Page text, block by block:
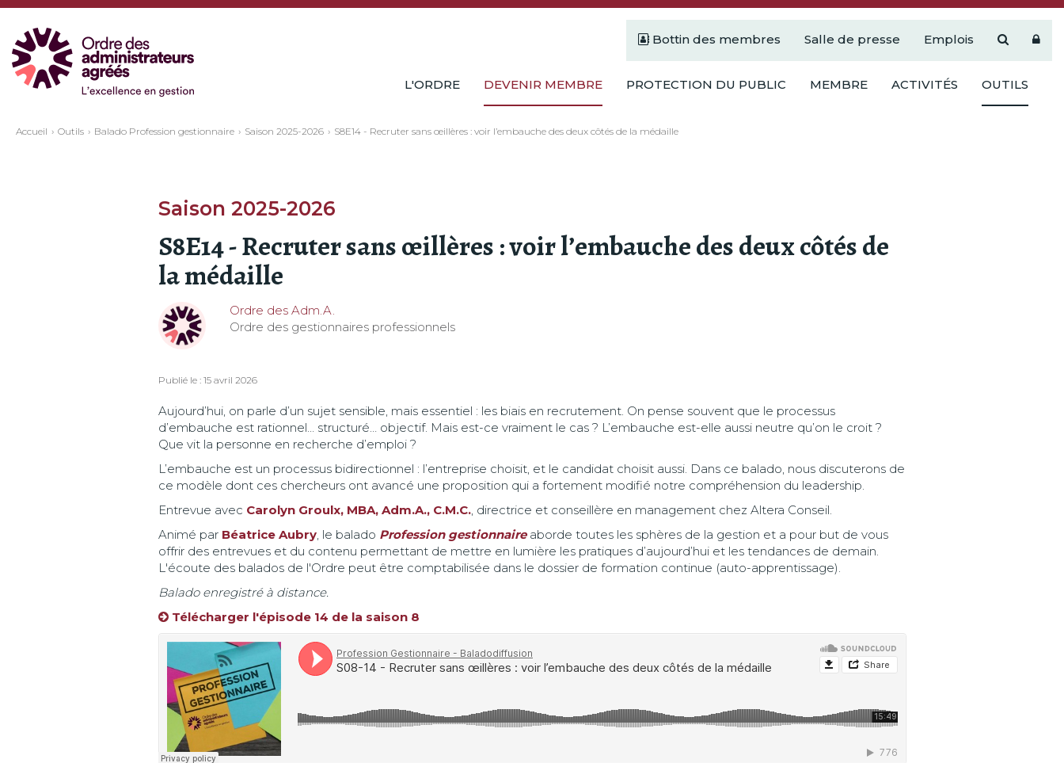
Bottin des membres Salle de presse Emplois
L'ORDRE DEVENIR MEMBRE PROTECTION DU PUBLIC MEMBRE ACTIVITÉS OUTILS
Accueil Outils Balado Profession gestionnaire Saison 2025-2026 S8E14 - Recruter sans œillères : voir l’embauche des deux côtés de la médaille
Saison 2025-2026
S8E14 - Recruter sans œillères : voir l’embauche des deux côtés de
la médaille
Ordre des Adm.A.
Ordre des gestionnaires professionnels
Publié le : 15 avril 2026
Aujourd’hui, on parle d’un sujet sensible, mais essentiel : les biais en recrutement. On pense souvent que le processus
d’embauche est rationnel… structuré… objectif. Mais est-ce vraiment le cas ? L’embauche est-elle aussi neutre qu’on le croit ?
Que vit la personne en recherche d’emploi ?
L’embauche est un processus bidirectionnel : l’entreprise choisit, et le candidat choisit aussi. Dans ce balado, nous discuterons de
ce modèle dont ces chercheurs ont avancé une proposition qui a fortement modifié notre compréhension du leadership.
Entrevue avec Carolyn Groulx, MBA, Adm.A., C.M.C., directrice et conseillère en management chez Altera Conseil.
Animé par Béatrice Aubry, le balado Profession gestionnaireaborde toutes les sphères de la gestion et a pour but de vous
offrir des entrevues et du contenu permettant de mettre en lumière les pratiques d’aujourd’hui et les tendances de demain.
L'écoute des balados de l'Ordre peut être comptabilisée dans le dossier de formation continue (auto-apprentissage).
Balado enregistré à distance.
Télécharger l'épisode 14 de la saison 8